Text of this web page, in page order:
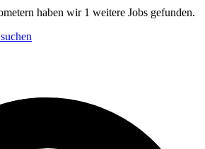
haben wir 1 weitere Jobs gefunden.